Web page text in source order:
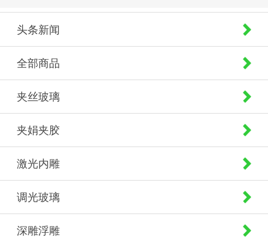
头条新闻
全部商品
夹丝玻璃
夹娟夹胶
激光内雕
调光玻璃
深雕浮雕